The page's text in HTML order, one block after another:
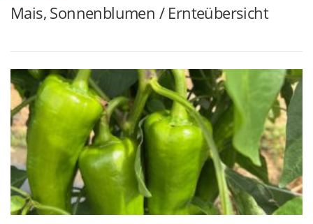
Mais, Sonnenblumen / Ernteübersicht